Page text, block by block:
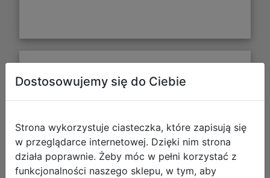
Vallejo: 70.140 - Model Color - Figure
Dostosowujemy się do Ciebie
Strona wykorzystuje ciasteczka, które zapisują się
w przeglądarce internetowej. Dzięki nim strona
działa poprawnie. Żeby móc w pełni korzystać z
funkcjonalności naszego sklepu, w tym, aby